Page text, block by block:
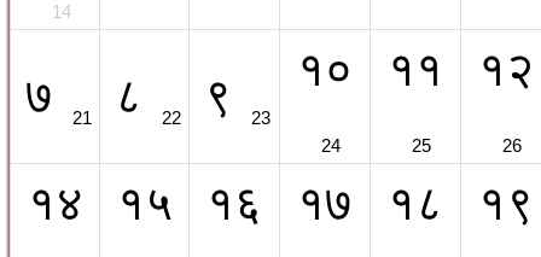
14
७ 21 ८ 22 ९ 23
१०
24
११
25
१२
26
१४ १५ १६ १७ १८ १९